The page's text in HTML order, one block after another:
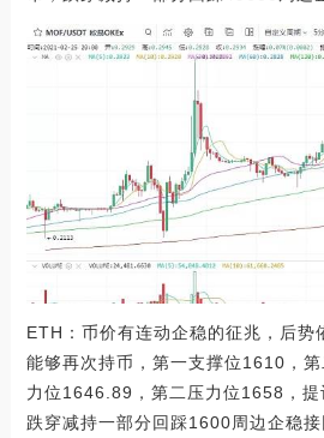
ETH：币价有连动企稳的征兆，后势
能够再次持币，第一支撑位1610，
力位1646.89，第二压力位1658，提
跌穿减持一部分回踩1600周边企稳接